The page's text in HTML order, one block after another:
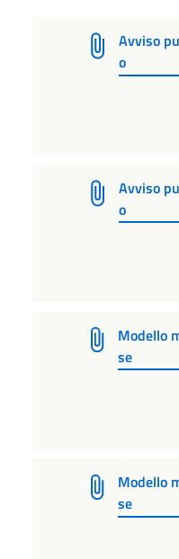
Avviso
o
Avviso
o
Modello
se
Modello
se